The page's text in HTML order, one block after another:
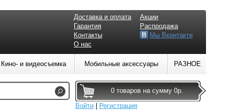
Доставка и оплата
Гарантия
Контакты
О нас
Акции
Распродажа
Мы Вконтакте
Кино- и видеосъемка Мобильные аксессуары РАЗНОЕ
0 товаров на сумму 0р.
Войти
Регистрация